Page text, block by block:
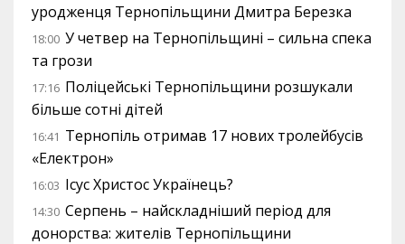
уродженця Тернопільщини Дмитра Березка
18:00 У четвер на Тернопільщині – сильна спека
та грози
17:16 Поліцейські Тернопільщини розшукали
більше сотні дітей
16:41 Тернопіль отримав 17 нових тролейбусів
«Електрон»
16:03 Ісус Христос Українець?
14:30 Серпень – найскладніший період для
донорства: жителів Тернопільщини